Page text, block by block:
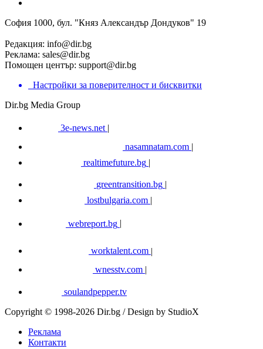
София 1000, бул. "Княз Александър Дондуков" 19
Редакция: info@dir.bg
Реклама: sales@dir.bg
Помощен център: support@dir.bg
Настройки за поверителност и бисквитки
Dir.bg Media Group
3e-news.net |
nasamnatam.com |
realtimefuture.bg |
greentransition.bg |
lostbulgaria.com |
webreport.bg
worktalent.com |
wnesstv.com |
soulandpepper.tv
Copyright © 1998-2026 Dir.bg / Design by StudioX
Реклама
Контакти